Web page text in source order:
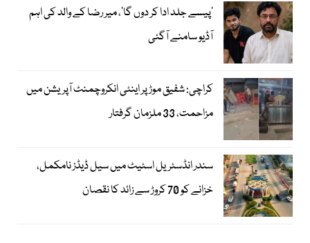
’پیسے جلد ادا کر دوں گا‘، میر رضا کے والد کی اہم
آڈیو سامنے آگئی
کراچی: شفیق موڑ پر اینٹی انکروچمنٹ آپریشن میں
مزاحمت، 33 ملزمان گرفتار
سندر انڈسٹریل اسٹیٹ میں سیل ڈیڈز نامکمل،
خزانے کو 70 کروڑ سے زائد کا نقصان